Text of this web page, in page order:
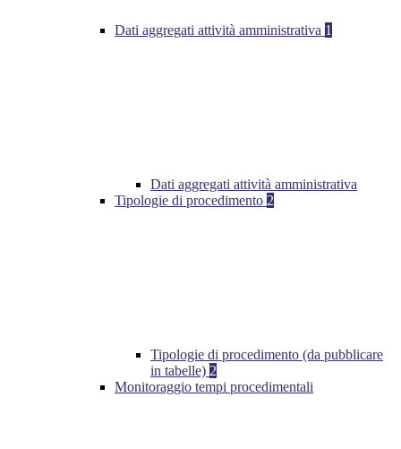
Dati aggregati attività amministrativa 1
Dati aggregati attività amministrativa
Tipologie di procedimento 2
Tipologie di procedimento (da pubblicare
in tabelle) 2
Monitoraggio tempi procedimentali